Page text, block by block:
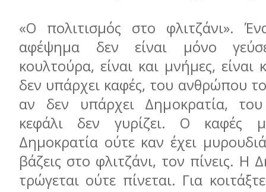
«Ο πολιτισμός στο φλιτζάνι».
αφέψημα δεν είναι μόνο
κουλτούρα, είναι και μνήμες, είναι
δεν υπάρχει καφές, του ανθρώπου το
αν δεν υπάρχει Δημοκρατία,
κεφάλι δεν γυρίζει. Ο καφές
Δημοκρατία ούτε καν έχει
βάζεις στο φλιτζάνι, τον πίνεις. Η
τρώγεται ούτε πίνεται. Για